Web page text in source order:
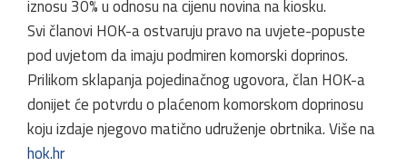
iznosu 30% u odnosu na cijenu novina na kiosku.
Svi članovi HOK-a ostvaruju pravo na uvjete-popuste
pod uvjetom da imaju podmiren komorski doprinos.
Prilikom sklapanja pojedinačnog ugovora, član HOK-a
donijet će potvrdu o plaćenom komorskom doprinosu
koju izdaje njegovo matično udruženje obrtnika. Više na
hok.hr